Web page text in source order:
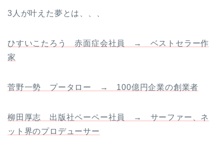
3人が叶えた夢とは、、、
ひすいこたろう 赤面症会社員 → ベストセラー作
家
菅野一勢 プータロー → 100億円企業の創業者
柳田厚志 出版社ペーペー社員 → サーファー、ネ
ット界のプロデューサー